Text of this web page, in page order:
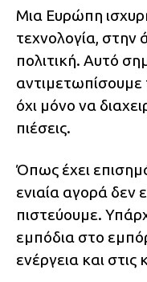
Μια Ευρώπη
τεχνολογία, στην
πολιτική. Αυτό
αντιμετωπίσουμε
όχι μόνο να
πιέσεις.
Όπως έχει
ενιαία αγορά δεν
πιστεύουμε.
εμπόδια στο
ενέργεια και